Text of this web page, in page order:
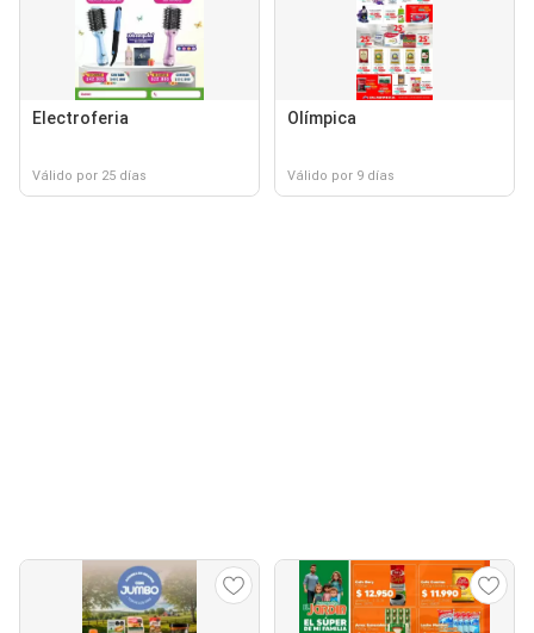
Electroferia
Válido por 25 días
Olímpica
Válido por 9 días